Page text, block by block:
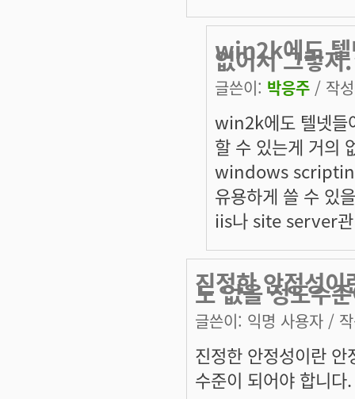
win2k에도 텔
없어서 그렇지.
글쓴이: 박응주 / 작
win2k에도 텔넷들
할 수 있는게 거의
windows
유용하게 쓸 수 있
iis나 site server관
진정한 안정성
도 없을 정도수
글쓴이: 익명 사용자 /
진정한 안정성이란
수준이 되어야 합니다.